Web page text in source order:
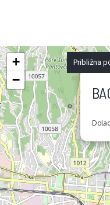
+
−
Približna